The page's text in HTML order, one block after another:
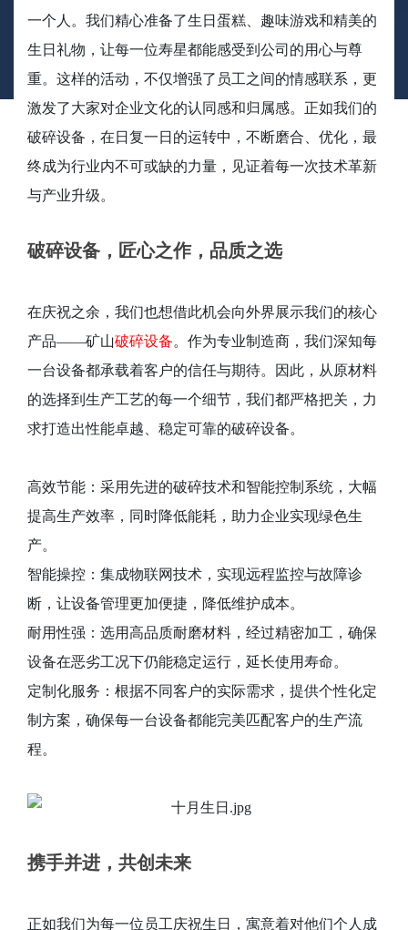
一个人。我们精心准备了生日蛋糕、趣味游戏和精美的
生日礼物，让每一位寿星都能感受到公司的用心与尊
重。这样的活动，不仅增强了员工之间的情感联系，更
激发了大家对企业文化的认同感和归属感。正如我们的
破碎设备，在日复一日的运转中，不断磨合、优化，最
终成为行业内不可或缺的力量，见证着每一次技术革新
与产业升级。
破碎设备，匠心之作，品质之选
在庆祝之余，我们也想借此机会向外界展示我们的核心
产品——矿山破碎设备。作为专业制造商，我们深知每
一台设备都承载着客户的信任与期待。因此，从原材料
的选择到生产工艺的每一个细节，我们都严格把关，力
求打造出性能卓越、稳定可靠的破碎设备。
高效节能：采用先进的破碎技术和智能控制系统，大幅
提高生产效率，同时降低能耗，助力企业实现绿色生
产。
智能操控：集成物联网技术，实现远程监控与故障诊
断，让设备管理更加便捷，降低维护成本。
耐用性强：选用高品质耐磨材料，经过精密加工，确保
设备在恶劣工况下仍能稳定运行，延长使用寿命。
定制化服务：根据不同客户的实际需求，提供个性化定
制方案，确保每一台设备都能完美匹配客户的生产流
程。
携手并进，共创未来
正如我们为每一位员工庆祝生日，寓意着对他们个人成